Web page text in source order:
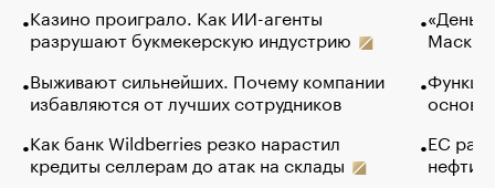
Казино проиграло. Как ИИ-агенты
разрушают букмекерскую индустрию
Выживают сильнейших. Почему компании
избавляются от лучших сотрудников
Как банк Wildberries резко нарастил
кредиты селлерам до атак на склады
Маск в
основ
ЕС
нефти